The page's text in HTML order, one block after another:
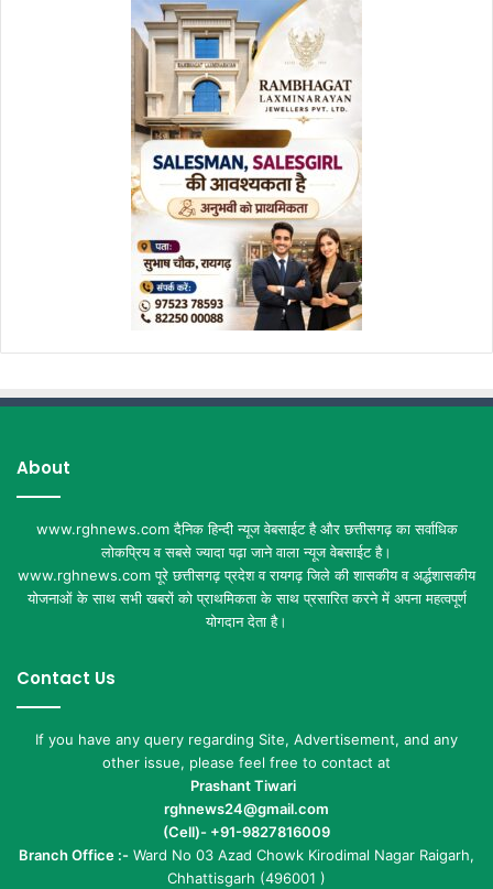
About
www.rghnews.com दैनिक हिन्दी न्यूज वेबसाईट है और छत्तीसगढ़ का सर्वाधिक
लोकप्रिय व सबसे ज्यादा पढ़ा जाने वाला न्यूज वेबसाईट है।
www.rghnews.com पूरे छत्तीसगढ़ प्रदेश व रायगढ़ जिले की शासकीय व अर्द्धशासकीय
योजनाओं के साथ सभी खबरों को प्राथमिकता के साथ प्रसारित करने में अपना महत्वपूर्ण
योगदान देता है।
Contact Us
If you have any query regarding Site, Advertisement, and any
other issue, please feel free to contact at
Prashant Tiwari
rghnews24@gmail.com
(Cell)- +91-9827816009
Branch Office :- Ward No 03 Azad Chowk Kirodimal Nagar Raigarh,
Chhattisgarh (496001 )